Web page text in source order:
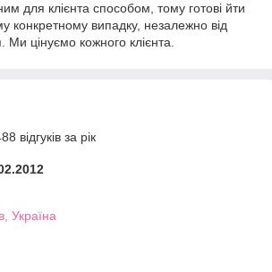
для клієнта способом, тому готові йти
конкретному випадку, незалежно від
цінуємо кожного клієнта.
відгуків за рік
Україна